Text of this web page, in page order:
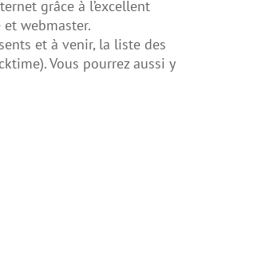
grâce à l’excellent
webmaster.
et à venir, la liste des
Vous pourrez aussi y